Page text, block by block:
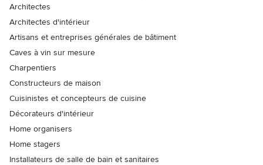
Architectes
Architectes d'intérieur
Artisans et entreprises générales de bâtiment
Caves à vin sur mesure
Charpentiers
Constructeurs de maison
Cuisinistes et concepteurs de cuisine
Décorateurs d'intérieur
Home organisers
Home stagers
Installateurs de salle de bain et sanitaires